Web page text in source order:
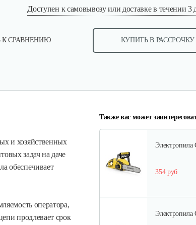
Доступен к самовывозу или доставке в течении 3
К СРАВНЕНИЮ КУПИТЬ В РАССРОЧКУ
и хозяйственных
задач на даче
обеспечивает
оператора,
продлевает срок
Также вас может
Электропила
Электропила
354 руб
Электропила